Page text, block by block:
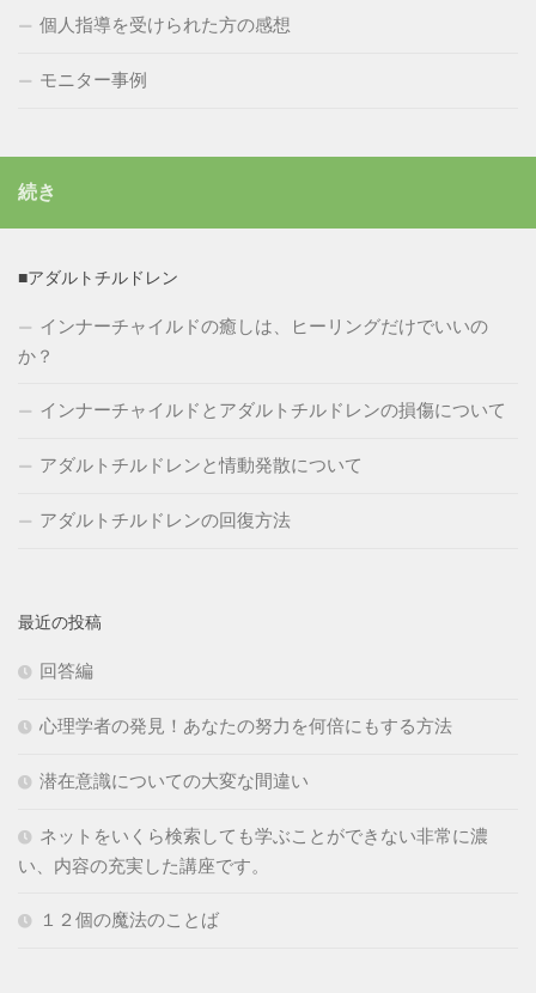
個人指導を受けられた方の感想
モニター事例
続き
■アダルトチルドレン
インナーチャイルドの癒しは、ヒーリングだけでいいの
か？
インナーチャイルドとアダルトチルドレンの損傷について
アダルトチルドレンと情動発散について
アダルトチルドレンの回復方法
最近の投稿
回答編
心理学者の発見！あなたの努力を何倍にもする方法
潜在意識についての大変な間違い
ネットをいくら検索しても学ぶことができない非常に濃
い、内容の充実した講座です。
１２個の魔法のことば